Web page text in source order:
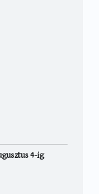
4-ig